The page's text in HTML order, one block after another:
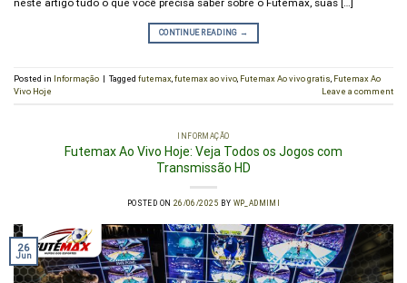
neste artigo tudo o que você precisa saber sobre o Futemax, suas […]
CONTINUE READING →
Posted in Informação | Tagged futemax futemax ao vivo Futemax Ao vivo gratis Futemax Ao
Vivo Hoje
Leave a comment
INFORMAÇÃO
Futemax Ao Vivo Hoje: Veja Todos os Jogos com
Transmissão HD
POSTED ON 26/06/2025 BY WP_ADMIMI
26
Jun